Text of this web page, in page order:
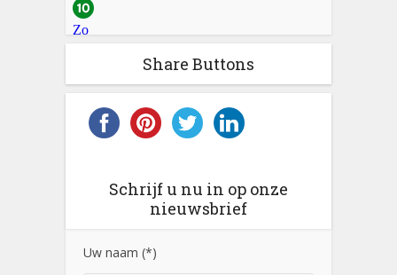
Share Buttons
Schrijf u nu in op onze
nieuwsbrief
Uw naam (*)